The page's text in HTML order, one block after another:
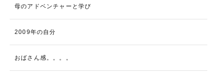
母のアドベンチャーと学び
2009年の自分
おばさん感。。。。